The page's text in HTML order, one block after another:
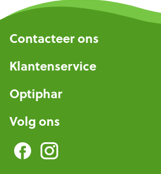
Contacteer ons
Klantenservice
Optiphar
Volg ons